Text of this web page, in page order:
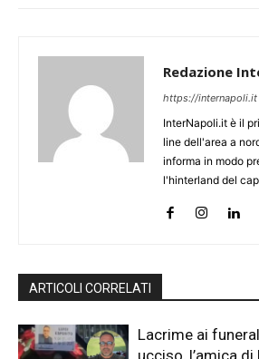
Redazione
https://internapoli.it
InterNapoli.it è il
line dell'area a
informa in modo
l'hinterland del
ARTICOLI CORRELATI
Lacrime ai